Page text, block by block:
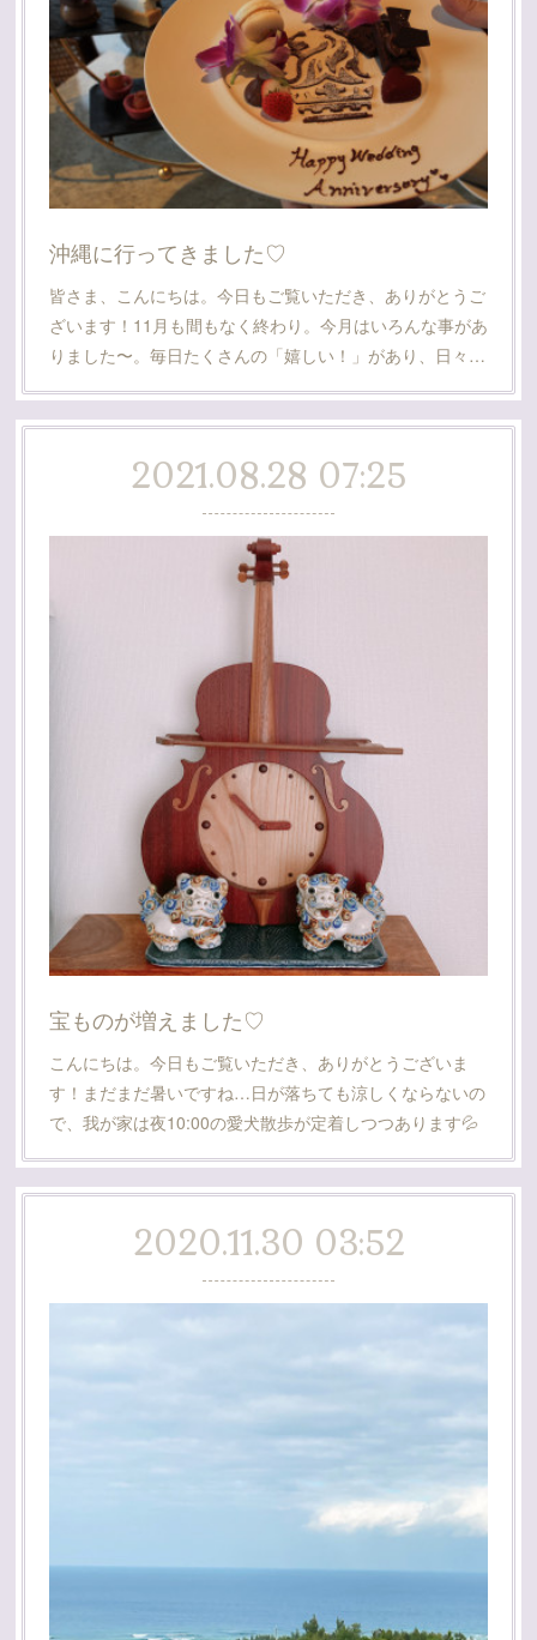
沖縄に行ってきました♡
皆さま、こんにちは。今日もご覧いただき、ありがとうご
ざいます！11月も間もなく終わり。今月はいろんな事があ
りました〜。毎日たくさんの「嬉しい！」があり、日々…
2021.08.28 07:25
宝ものが増えました♡
こんにちは。今日もご覧いただき、ありがとうございま
す！まだまだ暑いですね…日が落ちても涼しくならないの
で、我が家は夜10:00の愛犬散歩が定着しつつあります💦
2020.11.30 03:52